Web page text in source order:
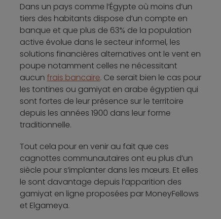
Dans un pays comme l’Égypte où moins d’un
tiers des habitants dispose d’un compte en
banque et que plus de 63% de la population
active évolue dans le secteur informel, les
solutions financières alternatives ont le vent en
poupe notamment celles ne nécessitant
aucun frais bancaire. Ce serait bien le cas pour
les tontines ou gamiyat en arabe égyptien qui
sont fortes de leur présence sur le territoire
depuis les années 1900 dans leur forme
traditionnelle.
Tout cela pour en venir au fait que ces
cagnottes communautaires ont eu plus d’un
siècle pour s’implanter dans les mœurs. Et elles
le sont davantage depuis l’apparition des
gamiyat en ligne proposées par MoneyFellows
et Elgameya.